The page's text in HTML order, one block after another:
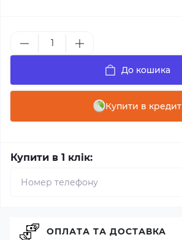
До кошика
Купити в кредит
Купити в 1 клік:
ОПЛАТА ТА ДОСТАВКА